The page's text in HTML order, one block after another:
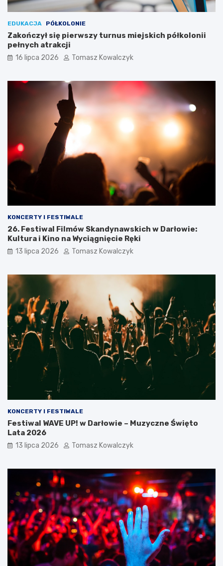
EDUKACJA PÓŁKOLONIE
Zakończył się pierwszy turnus miejskich półkolonii
pełnych atrakcji
16 lipca 2026 Tomasz Kowalczyk
KONCERTY I FESTIWALE
26. Festiwal Filmów Skandynawskich w Darłowie:
Kultura i Kino na Wyciągnięcie Ręki
13 lipca 2026 Tomasz Kowalczyk
KONCERTY I FESTIWALE
Festiwal WAVE UP! w Darłowie – Muzyczne Święto
Lata 2026
13 lipca 2026 Tomasz Kowalczyk